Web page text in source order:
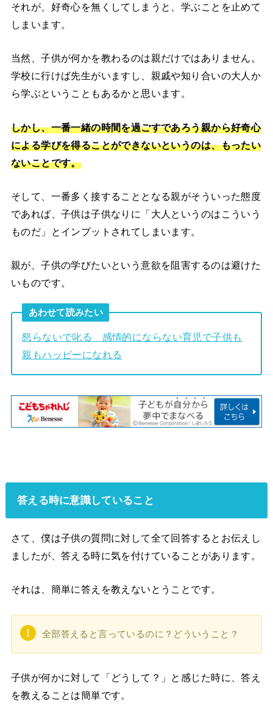
それが、好奇心を無くしてしまうと、学ぶことを止めて
しまいます。
当然、子供が何かを教わるのは親だけではありません。
学校に行けば先生がいますし、親戚や知り合いの大人か
ら学ぶということもあるかと思います。
しかし、一番一緒の時間を過ごすであろう親から好奇心
による学びを得ることができないというのは、もったい
ないことです。
そして、一番多く接することとなる親がそういった態度
であれば、子供は子供なりに「大人というのはこういう
ものだ」とインプットされてしまいます。
親が、子供の学びたいという意欲を阻害するのは避けた
いものです。
あわせて読みたい
怒らないで叱る 感情的にならない育児で子供も
親もハッピーになれる
答える時に意識していること
さて、僕は子供の質問に対して全て回答するとお伝えし
ましたが、答える時に気を付けていることがあります。
それは、簡単に答えを教えないとうことです。
全部答えると言っているのに？どういうこと？
子供が何かに対して「どうして？」と感じた時に、答え
を教えることは簡単です。